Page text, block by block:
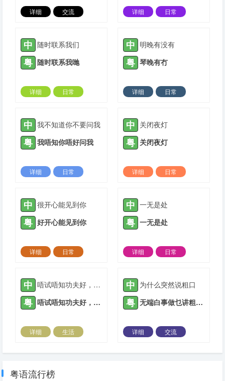
详细
交流
详细
日常
中 随时联系我们
粤 随时联系我哋
详细
日常
中 明晚有没有
粤 琴晚有冇
详细
日常
中 我不知道你不要问我
粤 我唔知你唔好问我
详细
日常
中 关闭夜灯
粤 关闭夜灯
详细
日常
中 很开心能见到你
粤 好开心能见到你
详细
日常
中 一无是处
粤 一无是处
详细
日常
中 唔试唔知功夫好，一做就知眼界高
粤 唔试唔知功夫好，一做就知眼界高
详细
生活
中 为什么突然说粗口
粤 无端白事做乜讲粗口?
详细
交流
粤语流行榜